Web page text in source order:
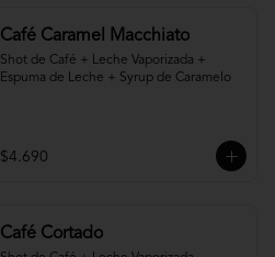
Café Caramel Macchiato
Shot de Café + Leche Vaporizada +
Espuma de Leche + Syrup de Caramelo
$4.690
Café Cortado